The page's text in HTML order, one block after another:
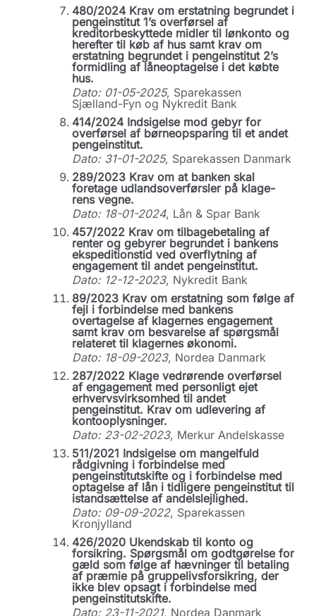
480/2024 Krav om erstatning begrundet i
pengeinstitut 1’s overførsel af
kreditorbeskyttede midler til lønkonto og
herefter til køb af hus samt krav om
erstatning begrundet i pengeinstitut 2’s
formidling af låneoptagelse i det købte
hus.
Dato: 01-05-2025, Sparekassen
Sjælland-Fyn og Nykredit Bank
414/2024 Indsigelse mod gebyr for
overførsel af børneopsparing til et andet
pengeinstitut.
Dato: 31-01-2025, Sparekassen Danmark
289/2023 Krav om at banken skal
foretage udlandsoverførsler på klage-
rens vegne.
Dato: 18-01-2024, Lån & Spar Bank
457/2022 Krav om tilbagebetaling af
renter og gebyrer begrundet i bankens
ekspeditionstid ved overflytning af
engagement til andet pengeinstitut.
Dato: 12-12-2023, Nykredit Bank
89/2023 Krav om erstatning som følge af
fejl i forbindelse med bankens
overtagelse af klagernes engagement
samt krav om besvarelse af spørgsmål
relateret til klagernes økonomi.
Dato: 18-09-2023, Nordea Danmark
287/2022 Klage vedrørende overførsel
af engagement med personligt ejet
erhvervsvirksomhed til andet
pengeinstitut. Krav om udlevering af
kontooplysninger.
Dato: 23-02-2023, Merkur Andelskasse
511/2021 Indsigelse om mangelfuld
rådgivning i forbindelse med
pengeinstitutskifte og i forbindelse med
optagelse af lån i tidligere pengeinstitut til
istandsættelse af andelslejlighed.
Dato: 09-09-2022, Sparekassen
Kronjylland
426/2020 Ukendskab til konto og
forsikring. Spørgsmål om godtgørelse for
gæld som følge af hævninger til betaling
af præmie på gruppelivsforsikring, der
ikke blev opsagt i forbindelse med
pengeinstitutskifte.
Dato: 23-11-2021, Nordea Danmark